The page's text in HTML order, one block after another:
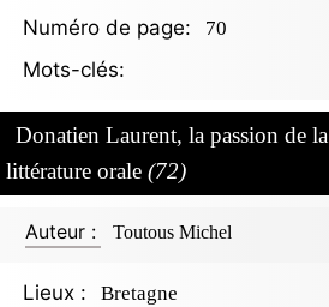
Numéro de page: 70
Mots-clés:
Donatien Laurent, la passion de la
littérature orale (72)
Auteur : Toutous Michel
Lieux : Bretagne